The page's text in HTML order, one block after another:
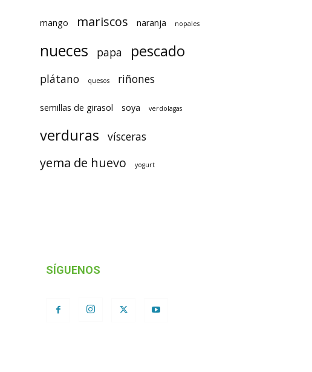
mango mariscos naranja nopales
nueces papa pescado
plátano quesos riñones
semillas de girasol soya verdolagas
verduras vísceras
yema de huevo yogurt
SÍGUENOS